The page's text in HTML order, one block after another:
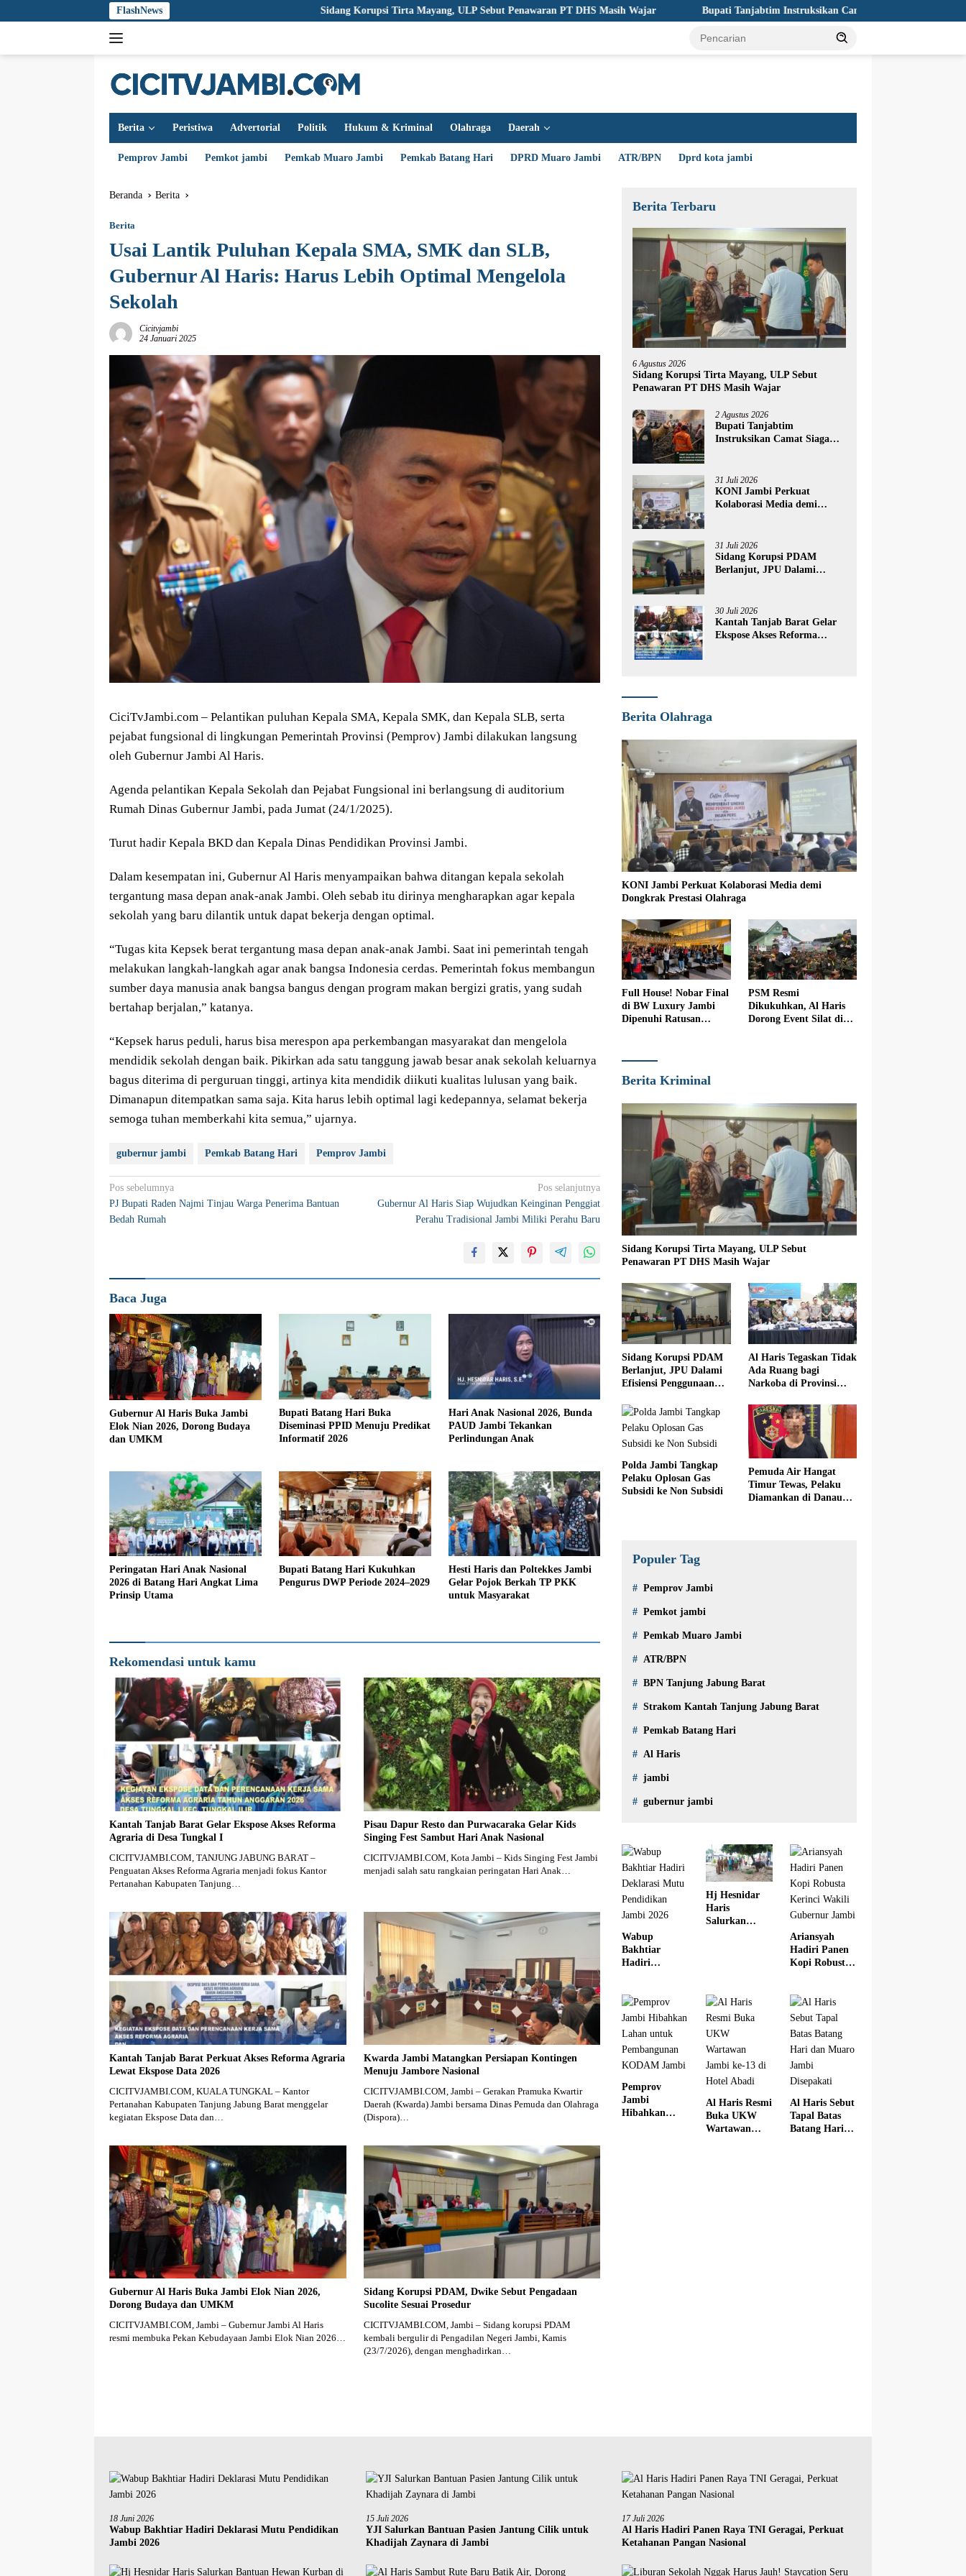
ke
FlashNews Sidang Korupsi Tirta Mayang, ULP Sebut Penawaran PT DHS Masih Wajar Bupati Tanjabtim Instruksikan Camat Siaga Penuh Hadapi Ancaman
Berita Peristiwa Advertorial Politik Hukum & Kriminal Olahraga Daerah
Pemprov Jambi Pemkot jambi Pemkab Muaro Jambi Pemkab Batang Hari DPRD Muaro Jambi ATR/BPN Dprd kota jambi
Beranda Berita
Berita
Usai Lantik Puluhan Kepala SMA, SMK dan SLB,
Gubernur Al Haris: Harus Lebih Optimal Mengelola
Sekolah
Cicitvjambi
24 Januari 2025
CiciTvJambi.com – Pelantikan puluhan Kepala SMA, Kepala SMK, dan Kepala SLB, serta
pejabat fungsional di lingkungan Pemerintah Provinsi (Pemprov) Jambi dilakukan langsung
oleh Gubernur Jambi Al Haris.
Agenda pelantikan Kepala Sekolah dan Pejabat Fungsional ini berlangsung di auditorium
Rumah Dinas Gubernur Jambi, pada Jumat (24/1/2025).
Turut hadir Kepala BKD dan Kepala Dinas Pendidikan Provinsi Jambi.
Dalam kesempatan ini, Gubernur Al Haris menyampaikan bahwa ditangan kepala sekolah
tergantung masa depan anak-anak Jambi. Oleh sebab itu dirinya mengharapkan agar kepala
sekolah yang baru dilantik untuk dapat bekerja dengan optimal.
“Tugas kita Kepsek berat tergantung masa depan anak-anak Jambi. Saat ini pemerintah tengah
melakukan langkah-langkah agar anak bangsa Indonesia cerdas. Pemerintah fokus membangun
sumber daya manusia anak bangsa bangus dengan program makan bergizi gratis, yang sudah
bertahap berjalan,” katanya.
“Kepsek harus peduli, harus bisa merespon apa perkembangan masyarakat dan mengelola
mendidik sekolah dengan baik. Pikirkan ada satu tanggung jawab besar anak sekolah keluarnya
bagus diterima di perguruan tinggi, artinya kita mendidik diikuti kualitas lulusan yang baik.
Dimanapun ditempatkan sama saja. Kita harus lebih optimal lagi kedepannya, selamat bekerja
semoga tuhan memberkahi kita semua,” ujarnya.
gubernur jambi Pemkab Batang Hari Pemprov Jambi
Navigasi
pos
Pos sebelumnya
PJ Bupati Raden Najmi Tinjau Warga Penerima Bantuan
Bedah Rumah
Pos selanjutnya
Gubernur Al Haris Siap Wujudkan Keinginan Penggiat
Perahu Tradisional Jambi Miliki Perahu Baru
Baca Juga
Gubernur Al Haris Buka Jambi
Elok Nian 2026, Dorong Budaya
dan UMKM
Bupati Batang Hari Buka
Diseminasi PPID Menuju Predikat
Informatif 2026
Hari Anak Nasional 2026, Bunda
PAUD Jambi Tekankan
Perlindungan Anak
Peringatan Hari Anak Nasional
2026 di Batang Hari Angkat Lima
Prinsip Utama
Bupati Batang Hari Kukuhkan
Pengurus DWP Periode 2024–2029
Hesti Haris dan Poltekkes Jambi
Gelar Pojok Berkah TP PKK
untuk Masyarakat
Rekomendasi untuk kamu
Kantah Tanjab Barat Gelar Ekspose Akses Reforma
Agraria di Desa Tungkal I
CICITVJAMBI.COM, TANJUNG JABUNG BARAT –
Penguatan Akses Reforma Agraria menjadi fokus Kantor
Pertanahan Kabupaten Tanjung…
Pisau Dapur Resto dan Purwacaraka Gelar Kids
Singing Fest Sambut Hari Anak Nasional
CICITVJAMBI.COM, Kota Jambi – Kids Singing Fest Jambi
menjadi salah satu rangkaian peringatan Hari Anak…
Kantah Tanjab Barat Perkuat Akses Reforma Agraria
Lewat Ekspose Data 2026
CICITVJAMBI.COM, KUALA TUNGKAL – Kantor
Pertanahan Kabupaten Tanjung Jabung Barat menggelar
kegiatan Ekspose Data dan…
Kwarda Jambi Matangkan Persiapan Kontingen
Menuju Jambore Nasional
CICITVJAMBI.COM, Jambi – Gerakan Pramuka Kwartir
Daerah (Kwarda) Jambi bersama Dinas Pemuda dan Olahraga
(Dispora)…
Gubernur Al Haris Buka Jambi Elok Nian 2026,
Dorong Budaya dan UMKM
CICITVJAMBI.COM, Jambi – Gubernur Jambi Al Haris
resmi membuka Pekan Kebudayaan Jambi Elok Nian 2026…
Sidang Korupsi PDAM, Dwike Sebut Pengadaan
Sucolite Sesuai Prosedur
CICITVJAMBI.COM, Jambi – Sidang korupsi PDAM
kembali bergulir di Pengadilan Negeri Jambi, Kamis
(23/7/2026), dengan menghadirkan…
Berita Terbaru
6 Agustus 2026
Sidang Korupsi Tirta Mayang, ULP Sebut
Penawaran PT DHS Masih Wajar
2 Agustus 2026
Bupati Tanjabtim
Instruksikan Camat Siaga
31 Juli 2026
KONI Jambi Perkuat
Kolaborasi Media demi
31 Juli 2026
Sidang Korupsi PDAM
Berlanjut, JPU Dalami
30 Juli 2026
Kantah Tanjab Barat Gelar
Ekspose Akses Reforma
Berita Olahraga
KONI Jambi Perkuat Kolaborasi Media demi
Dongkrak Prestasi Olahraga
Full House! Nobar Final
di BW Luxury Jambi
Dipenuhi Ratusan
PSM Resmi
Dikukuhkan, Al Haris
Dorong Event Silat di
Berita Kriminal
Sidang Korupsi Tirta Mayang, ULP Sebut
Penawaran PT DHS Masih Wajar
Sidang Korupsi PDAM
Berlanjut, JPU Dalami
Efisiensi Penggunaan
Al Haris Tegaskan Tidak
Ada Ruang bagi
Narkoba di Provinsi
Polda Jambi Tangkap
Pelaku Oplosan Gas
Subsidi ke Non Subsidi
Pemuda Air Hangat
Timur Tewas, Pelaku
Diamankan di Danau
Populer Tag
Pemprov Jambi
Pemkot jambi
Pemkab Muaro Jambi
ATR/BPN
BPN Tanjung Jabung Barat
Strakom Kantah Tanjung Jabung Barat
Pemkab Batang Hari
Al Haris
jambi
gubernur jambi
Wabup
Bakhtiar
Hadiri
Pendidikan
Jambi 2026
Hj Hesnidar
Haris
Salurkan
Ariansyah
Hadiri Panen
Kopi Robusta
Jambi
Pemprov
Jambi
Hibahkan
Al Haris Resmi
Buka UKW
Wartawan
Al Haris Sebut
Tapal Batas
Batang Hari
18 Juni 2026
Wabup Bakhtiar Hadiri Deklarasi Mutu Pendidikan
Jambi 2026
15 Juli 2026
YJI Salurkan Bantuan Pasien Jantung Cilik untuk
Khadijah Zaynara di Jambi
17 Juli 2026
Al Haris Hadiri Panen Raya TNI Geragai, Perkuat
Ketahanan Pangan Nasional